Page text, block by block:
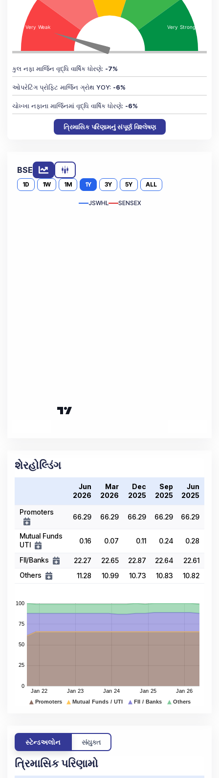
કુલ નફા માર્જિન વૃદ્ધિ વાર્ષિક ધોરણે: -7%
ઓપરેટિંગ પ્રોફિટ માર્જિન ગ્રોથ YOY: -6%
ચોખ્ખા નફાના માર્જિનમાં વૃદ્ધિ વાર્ષિક ધોરણે: -6%
ત્રિમાસિક પરિણામનું સંપૂર્ણ વિશ્લેષણ
BSE
1D 1W 1M 1Y 3Y 5Y ALL
JSWHL SENSEX
શેરહોલ્ડિંગ
Jun
2026
Mar
2026
Dec
2025
Sep
2025
Jun
2025
Promoters
66.29 66.29 66.29 66.29 66.29
Mutual Funds
UTI
0.16 0.07 0.11 0.24 0.28
FII/Banks 22.27 22.65 22.87 22.64
22.61
Others
11.28 10.99 10.73 10.83 10.82
સ્ટેન્ડઅલોન સંયુક્ત
ત્રિમાસિક પરિણામો